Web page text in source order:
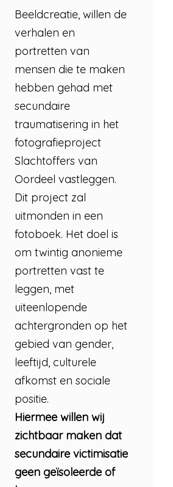
Beeldcreatie, willen de
verhalen en
portretten van
mensen die te maken
hebben gehad met
secundaire
traumatisering in het
fotografieproject
Slachtoffers van
Oordeel vastleggen.
Dit project zal
uitmonden in een
fotoboek. Het doel is
om twintig anonieme
portretten vast te
leggen, met
uiteenlopende
achtergronden op het
gebied van gender,
leeftijd, culturele
afkomst en sociale
positie.
Hiermee willen wij
zichtbaar maken dat
secundaire victimisatie
geen geïsoleerde of